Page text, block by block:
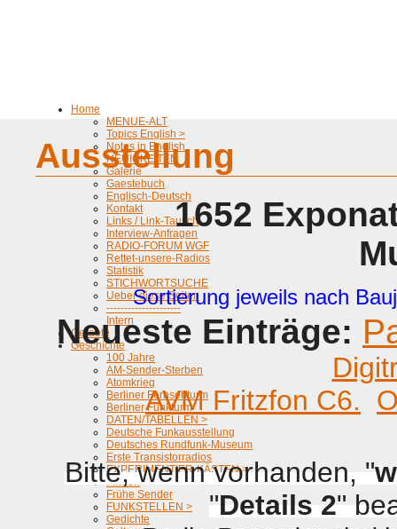
Home
MENUE-ALT
Topics English >
Notes in English
NEUIGKEITEN
Galerie
Gaestebuch
Englisch-Deutsch
Kontakt
Links / Link-Tausch
Interview-Anfragen
RADIO-FORUM WGF
Rettet-unsere-Radios
Statistik
STICHWORTSUCHE
Ueber diese Seiten
---------------------
Intern
Geraete
Geschichte
100 Jahre
AM-Sender-Sterben
Atomkrieg
Berliner Fernsehturm
Berliner Funkturm
DATEN/TABELLEN >
Deutsche Funkausstellung
Deutsches Rundfunk-Museum
Erste Transistorradios
EXPERIMENTIER-KÄSTEN >
Firmen
Frühe Sender
FUNKSTELLEN >
Gedichte
Ausstellung
1652
Sortierung jeweils nach
Neueste Einträge:
AVM Fritzfon C6.
Bitte, wenn vorhanden, "
"Details 2"